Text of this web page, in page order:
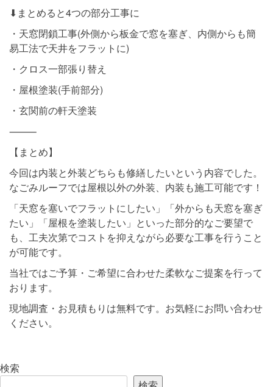
⬇︎まとめると4つの部分工事に
・天窓閉鎖工事(外側から板金で窓を塞ぎ、内側からも簡
易工法で天井をフラットに)
・クロス一部張り替え
・屋根塗装(手前部分)
・玄関前の軒天塗装
⸻
【まとめ】
今回は内装と外装どちらも修繕したいという内容でした。
なごみルーフでは屋根以外の外装、内装も施工可能です！
「天窓を塞いでフラットにしたい」「外からも天窓を塞ぎ
たい」「屋根を塗装したい」といった部分的なご要望で
も、工夫次第でコストを抑えながら必要な工事を行うこと
が可能です。
当社ではご予算・ご希望に合わせた柔軟なご提案を行って
おります。
現地調査・お見積もりは無料です。お気軽にお問い合わせ
ください。
検索